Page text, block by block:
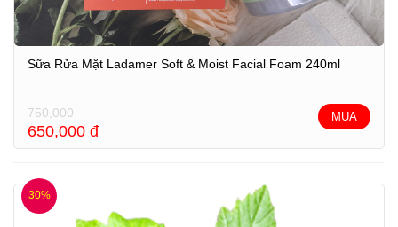
Sữa Rửa Mặt Ladamer Soft & Moist Facial Foam 240ml
750,000
650,000 đ
MUA
30%